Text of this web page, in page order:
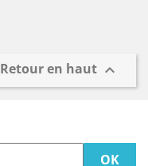
Retour en haut 